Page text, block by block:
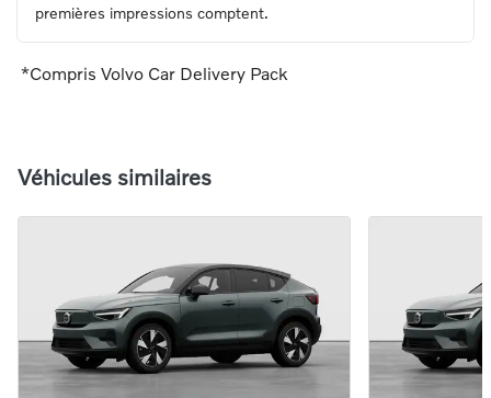
premières impressions comptent.
*Compris Volvo Car Delivery Pack
Véhicules similaires